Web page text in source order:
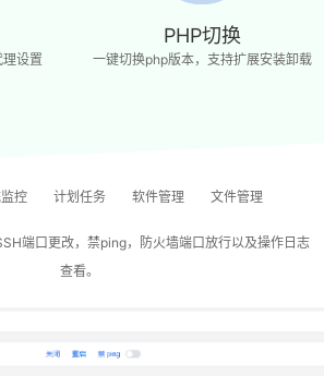
设置
PHP切换
一键切换php版本，支持扩展安装卸载
控 计划任务 软件管理 文件管理
端口更改，禁ping，防火墙端口放行以及操作日志
查看。